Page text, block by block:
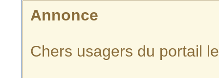
Annonce
Chers usagers du portail